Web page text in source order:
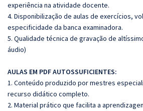
experiência na atividade docente.
4. Disponibilização de aulas de exercícios,
especificidade da banca examinadora.
5. Qualidade técnica de gravação de
áudio)
AULAS EM PDF AUTOSSUFICIENTES:
1. Conteúdo produzido por mestres
recurso didático completo.
2. Material prático que facilita a